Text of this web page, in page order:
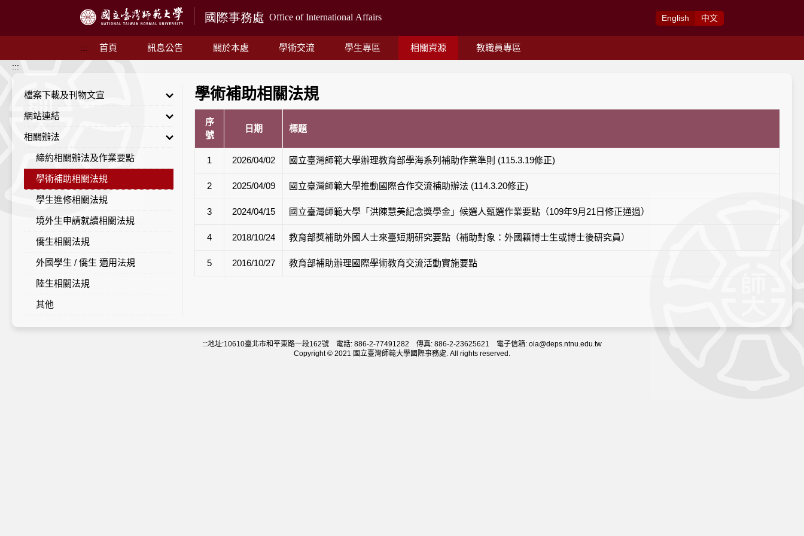
English 中文
::: 首頁 訊息公告 關於本處 學術交流 學生專區 相關資源 教職員專區
:::
檔案下載及刊物文宣
國際處文宣刊物
赴外研習
赴外進修獎助
工作證申請
其他
網站連結
師大
教育部
其他
相關辦法
締約相關辦法及作業要點
學術補助相關法規
學生進修相關法規
境外生申請就讀相關法規
僑生相關法規
外國學生 / 僑生 適用法規
陸生相關法規
其他
學術補助相關法規
序
號
日期 標題
1 2026/04/02 國立臺灣師範大學辦理教育部學海系列補助作業準則 (115.3.19修正)
2 2025/04/09 國立臺灣師範大學推動國際合作交流補助辦法 (114.3.20修正)
3 2024/04/15 國立臺灣師範大學「洪陳慧美紀念獎學金」候選人甄選作業要點（109年9月21日修正通過）
4 2018/10/24 教育部獎補助外國人士來臺短期研究要點（補助對象：外國籍博士生或博士後研究員）
5 2016/10/27 教育部補助辦理國際學術教育交流活動實施要點
:::地址:10610臺北市和平東路一段162號 電話: 886-2-77491282 傳真: 886-2-23625621 電子信箱: oia@deps.ntnu.edu.tw
Copyright © 2021 國立臺灣師範大學國際事務處. All rights reserved.